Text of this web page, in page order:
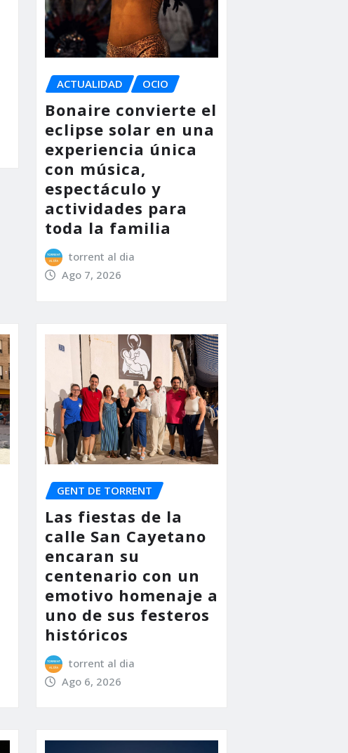
ACTUALIDAD OCIO
Bonaire convierte el
eclipse solar en una
experiencia única
con música,
espectáculo y
actividades para
toda la familia
torrent al dia
Ago 7, 2026
GENT DE TORRENT
Las fiestas de la
calle San Cayetano
encaran su
centenario con un
emotivo homenaje a
uno de sus festeros
históricos
torrent al dia
Ago 6, 2026